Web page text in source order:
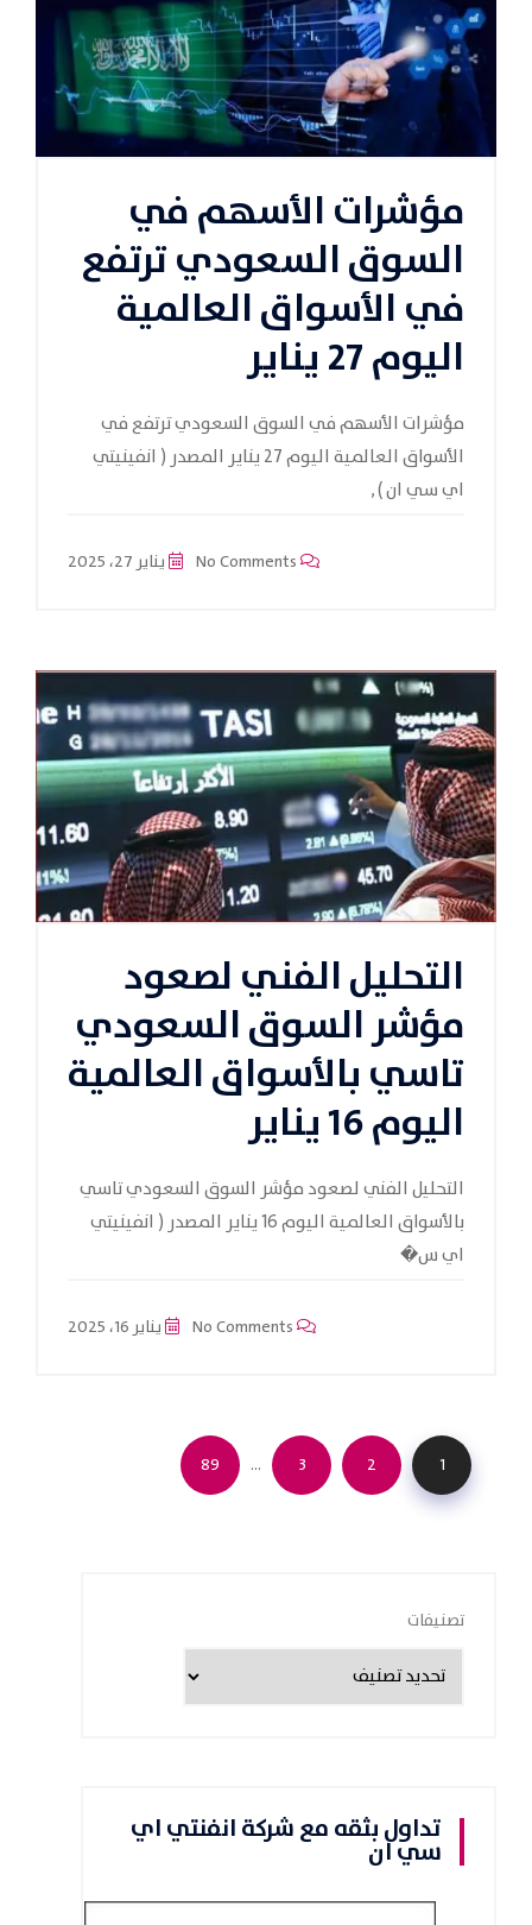
مؤشرات الأسهم في
السوق السعودي ترتفع
في الأسواق العالمية
اليوم 27 يناير
مؤشرات الأسهم في السوق السعودي ترتفع في
الأسواق العالمية اليوم 27 يناير المصدر ( انفينيتي
اي سي ان ) ,
يناير 27، 2025
التحليل الفني لصعود
مؤشر السوق السعودي
تاسي بالأسواق العالمية
اليوم 16 يناير
التحليل الفني لصعود مؤشر السوق السعودي تاسي
بالأسواق العالمية اليوم 16 يناير المصدر ( انفينيتي
اي س�
يناير 16، 2025
1
2
3
…
89
تصنيفات
تداول بثقه مع شركة انفنتي اي
سي ان